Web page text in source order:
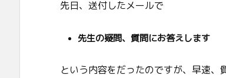
先日、送付したメールで
先生の疑問、質問にお答えします
という内容をだったのですが、早速、